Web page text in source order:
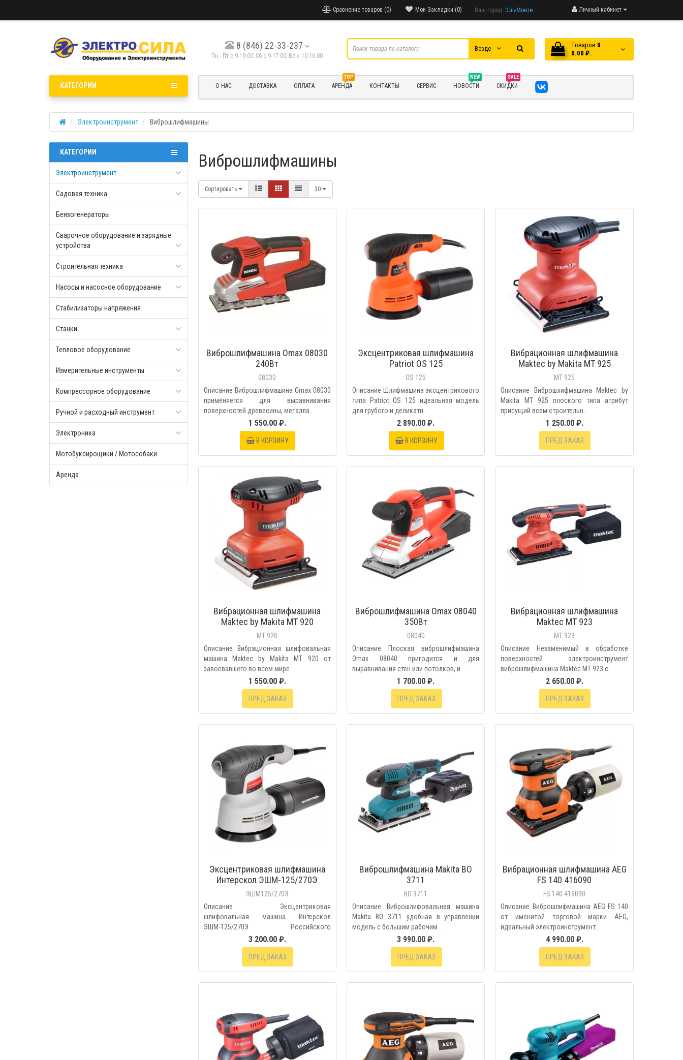
Личный кабинет
Ваш город: Эль-Монте
Мои Закладки (0)
Сравнение товаров (0)
8 (846) 22-33-237
Пн - Пт с 9-19:00; Cб с 9-17:00; Вс с 10-16:00
Везде Tоваров 0
0.00 ₽.
О НАС ДОСТАВКА ОПЛАТА
TOP
АРЕНДА КОНТАКТЫ СЕРВИС
NEW
НОВОСТИ
SALE
СКИДКИ
КАТЕГОРИИ
Электроинструмент Виброшлифмашины
КАТЕГОРИИ
Электроинструмент
Садовая техника
Бензогенераторы
Сварочное оборудование и зарядные
устройства
Строительная техника
Насосы и насосное оборудование
Стабилизаторы напряжения
Станки
Тепловое оборудование
Измерительные инструменты
Компрессорное оборудование
Ручной и расходный инструмент
Электроника
Мотобуксирощики / Мотособаки
Аренда
Виброшлифмашины
Сортировать 30
Виброшлифмашина Omax 08030
240Вт
08030
Описание Виброшлифмашина Omax 08030
применяется для выравнивания
поверхностей древесины, металла..
1 550.00 ₽.
В КОРЗИНУ
БЫСТРЫЙ ПРОСМОТР
Эксцентриковая шлифмашина
Patriot OS 125
OS 125
Описание Шлифмашина эксцентрикового
типа Patriot OS 125 идеальная модель
для грубого и деликатн..
2 890.00 ₽.
В КОРЗИНУ
Вибрационная шлифмашина
Maktec by Makita MT 925
MT 925
Описание Виброшлифмашина Maktec by
Makita MT 925 плоского типа атрибут
присущий всем строительн..
1 250.00 ₽.
ПРЕД ЗАКАЗ
Вибрационная шлифмашина
Maktec by Makita МТ 920
MT 920
Описание Вибрационная шлифовальная
машина Maktec by Makita МТ 920 от
завоевавшего во всем мире ..
1 550.00 ₽.
ПРЕД ЗАКАЗ
Виброшлифмашина Omax 08040
350Вт
08040
Описание Плоская виброшлифмашина
Omax 08040 пригодится и для
выравнивания стен или потолков, и ..
1 700.00 ₽.
ПРЕД ЗАКАЗ
Вибрационная шлифмашина
Maktec MT 923
MT 923
Описание Незаменимый в обработке
поверхностей электроинструмент
виброшлифмашина Maktec MT 923 о..
2 650.00 ₽.
ПРЕД ЗАКАЗ
Эксцентриковая шлифмашина
Интерскол ЭШМ-125/270Э
ЭШМ125/270Э
Описание Эксцентриковая
шлифовальная машина Интерскол
ЭШМ-125/270Э Российского
производства, из..3 200.00 ₽.
ПРЕД ЗАКАЗ
Виброшлифмашина Makita ВО
3711
ВО 3711
Описание Виброшлифовальная машина
Makita ВО 3711 удобная в управлении
модель с большим рабочим ..
3 990.00 ₽.
ПРЕД ЗАКАЗ
Вибрационная шлифмашина AEG
FS 140 416090
FS 140 416090
Описание Виброшлифмашина AEG FS 140
от именитой торговой марки AEG,
идеальный электроинструмент..
4 990.00 ₽.
ПРЕД ЗАКАЗ